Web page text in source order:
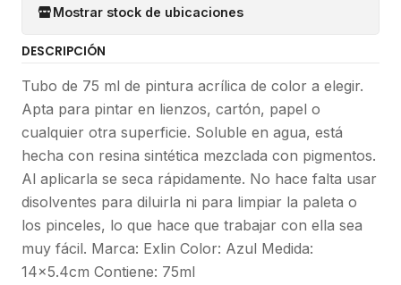
Mostrar stock de ubicaciones
DESCRIPCIÓN
Tubo de 75 ml de pintura acrílica de color a elegir.
Apta para pintar en lienzos, cartón, papel o
cualquier otra superficie. Soluble en agua, está
hecha con resina sintética mezclada con pigmentos.
Al aplicarla se seca rápidamente. No hace falta usar
disolventes para diluirla ni para limpiar la paleta o
los pinceles, lo que hace que trabajar con ella sea
muy fácil. Marca: Exlin Color: Azul Medida:
14x5.4cm Contiene: 75ml